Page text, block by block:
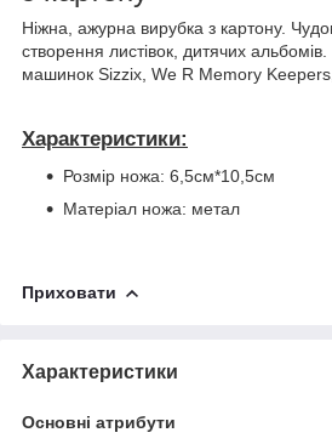
Ніжна, ажурна вирубка з картону.
створення листівок, дитячих
машинок Sizzix, We R Memory
Характеристики:
Розмір ножа: 6,5см*10,5см
Матеріал ножа: метал
Приховати
Характеристики
Основні атрибути